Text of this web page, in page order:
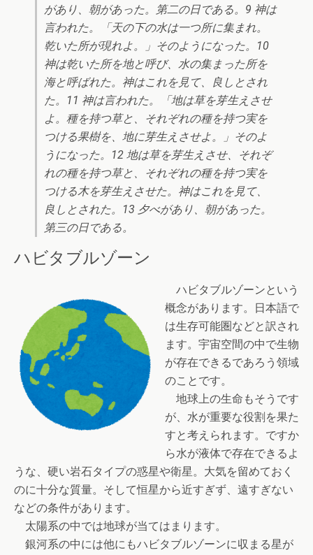
があり、朝があった。第二の日である。9 神は
言われた。「天の下の水は一つ所に集まれ。
乾いた所が現れよ。」そのようになった。10
神は乾いた所を地と呼び、水の集まった所を
海と呼ばれた。神はこれを見て、良しとされ
た。11 神は言われた。「地は草を芽生えさせ
よ。種を持つ草と、それぞれの種を持つ実を
つける果樹を、地に芽生えさせよ。」そのよ
うになった。12 地は草を芽生えさせ、それぞ
れの種を持つ草と、それぞれの種を持つ実を
つける木を芽生えさせた。神はこれを見て、
良しとされた。13 夕べがあり、朝があった。
第三の日である。
ハビタブルゾーン
ハビタブルゾーンという
概念があります。日本語で
は生存可能圏などと訳され
ます。宇宙空間の中で生物
が存在できるであろう領域
のことです。
地球上の生命もそうです
が、水が重要な役割を果た
すと考えられます。ですか
ら水が液体で存在できるよ
うな、硬い岩石タイプの惑星や衛星。大気を留めておく
のに十分な質量。そして恒星から近すぎず、遠すぎない
などの条件があります。
太陽系の中では地球が当てはまります。
銀河系の中には他にもハビタブルゾーンに収まる星が